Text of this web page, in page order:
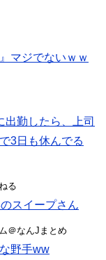
マジでないｗｗ
勤したら、上司
3日も休んでる
る
スイープさん
＠なんJまとめ
野手ww